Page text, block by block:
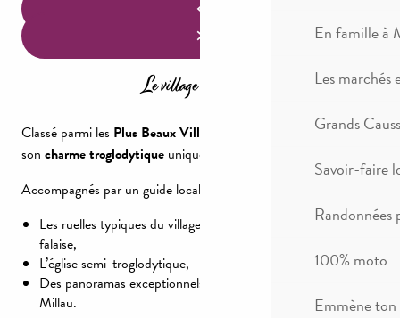
En famille à
Les marchés
Grands
Savoir-faire
Randonnées
100% moto
Emmène
Le village de Peyre
Classé parmi les Plus Beaux Villages de France
, Peyre dévoile
son charme troglodytique unique, adossé à la falaise de tuf.
Accompagnés par un guide local passionné, découvrez :
Les ruelles typiques du village de pierres, creusé dans la
falaise,
L’église semi-troglodytique,
Des panoramas exceptionnels sur le Tarn et le Viaduc de
Millau.